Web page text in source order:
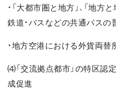
・「大都市圏と地方」、「地方
鉄道・バスなどの共通パスの
・地方空港における外貨両
⑷「交流拠点都市」の特区認
成促進